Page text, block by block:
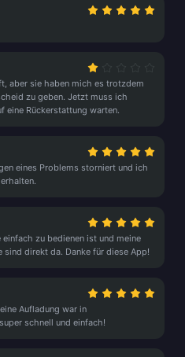
aber sie haben mich es trotzdem
zu geben. Jetzt muss ich
eine Rückerstattung warten.
eines Problems storniert und ich
zu bedienen ist und meine
direkt da. Danke für diese App!
Aufladung war in
schnell und einfach!